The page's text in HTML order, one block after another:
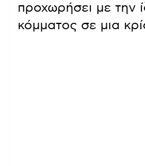
προχωρήσει με την
κόμματος σε μια